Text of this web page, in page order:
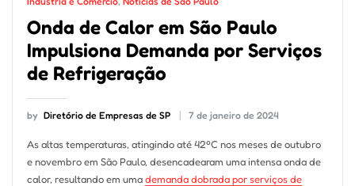
Onda de Calor em São Paulo
Impulsiona Demanda por Serviços
de Refrigeração
by Diretório de Empresas de SP 7 de janeiro de 2024
As altas temperaturas, atingindo até 42ºC nos meses de outubro
e novembro em São Paulo, desencadearam uma intensa onda de
calor, resultando em umademanda dobrada por serviços de